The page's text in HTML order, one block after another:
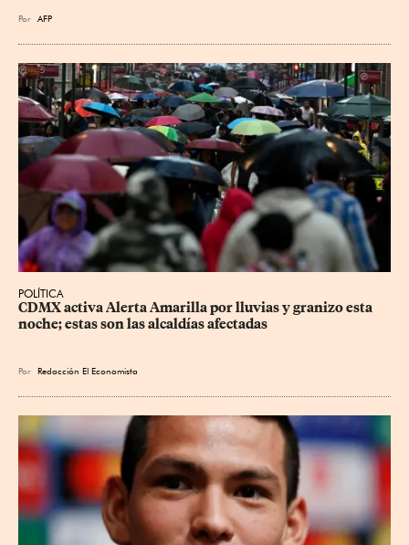
Por AFP
POLÍTICA
CDMX activa Alerta Amarilla por lluvias y granizo esta
noche; estas son las alcaldías afectadas
Por Redacción El Economista